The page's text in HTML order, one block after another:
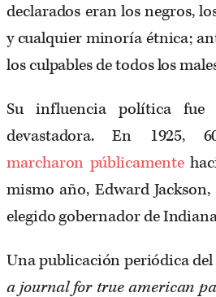
declarados eran los negros,
y cualquier minoría étnica;
los culpables de todos los
Su influencia política fue
devastadora. En 1925,
marcharon públicamente
mismo año, Edward
elegido gobernador de
Una publicación periódica
a journal for true american